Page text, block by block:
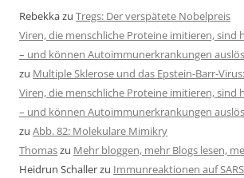
Rebekkazu Tregs: Der verspätete Nobelpreis
Viren, die menschliche Proteine imitieren, sind
– und können Autoimmunerkrankungen
zu Multiple Sklerose und das Epstein-Barr-
Viren, die menschliche Proteine imitieren, sind
– und können Autoimmunerkrankungen
zu Abb. 82: Molekulare Mimikry
Thomaszu Mehr bloggen, mehr Blogs lesen,
Heidrun Schallerzu Immunreaktionen auf